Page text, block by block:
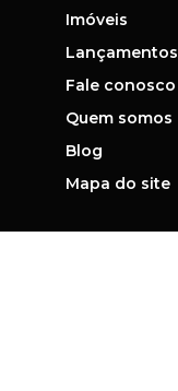
Imóveis
Lançamentos
Fale conosco
Quem somos
Blog
Mapa do site